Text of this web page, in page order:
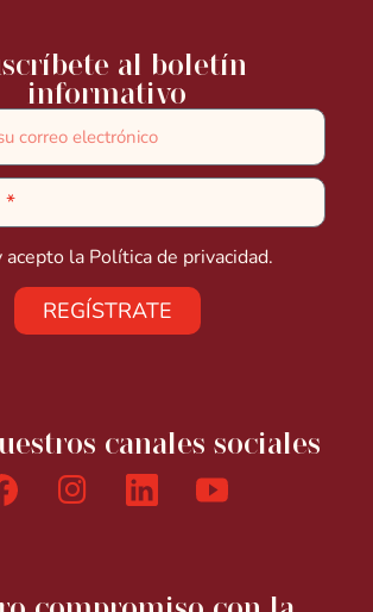
al boletín
informativo
acepto la Política de privacidad.
REGÍSTRATE
canales sociales